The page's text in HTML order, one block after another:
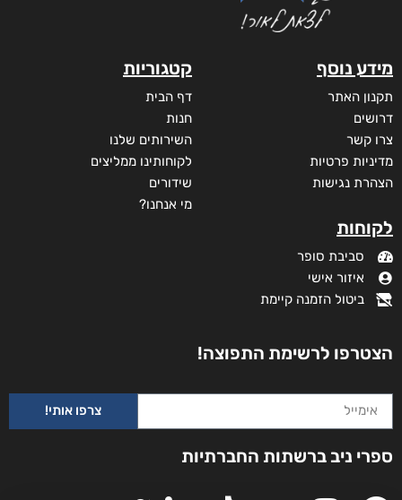
₪35
–
₪ 65
₪35
₪65
מידע נוסף
תקנון האתר
דרושים
צרו קשר
מדיניות פרטיות
הצהרת נגישות
לקוחות
סביבת סופר
איזור אישי
ביטול הזמנה קיימת
קטגוריות
דף הבית
חנות
השירותים שלנו
לקוחותינו ממליצים
שידורים
מי אנחנו?
הצטרפו לרשימת התפוצה!
צרפו אותי!
ספרי ניב ברשתות החברתיות